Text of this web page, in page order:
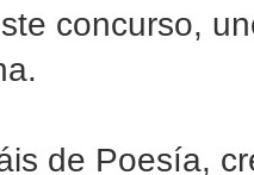
concurso,
de Poesía,